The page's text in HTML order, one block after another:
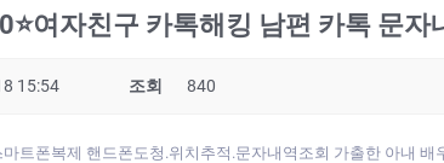
여자친구 카톡해킹 남편 카톡 문
15:54 조회 840
트폰복제 핸드폰도청.위치추적.문자내역조회 가출한 아내